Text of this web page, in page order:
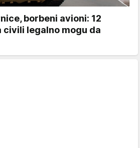
borbeni avioni: 12
civili legalno mogu da